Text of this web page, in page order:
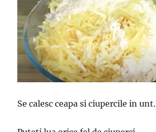
Se calesc ceapa si ciupercile in unt.